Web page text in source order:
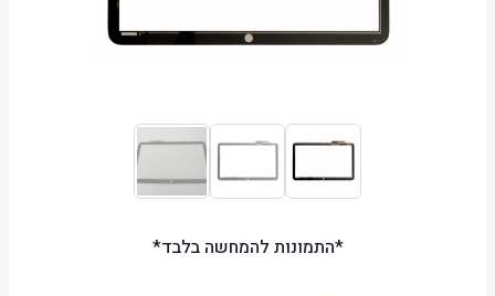
*התמונות להמחשה בלבד*